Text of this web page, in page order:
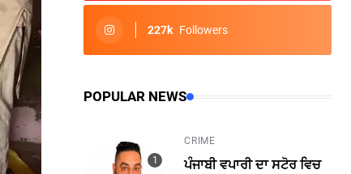
227k Followers
POPULAR NEWS
CRIME
ਪੰਜਾਬੀ ਵਪਾਰੀ ਦਾ ਸਟੋਰ ਵਿਚ